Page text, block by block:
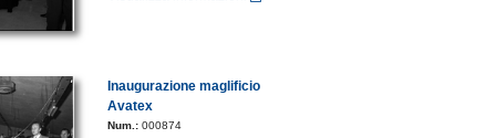
Inaugurazione maglificio
Avatex
Num.:000874